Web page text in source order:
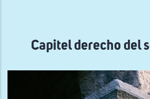
Capitel derecho del